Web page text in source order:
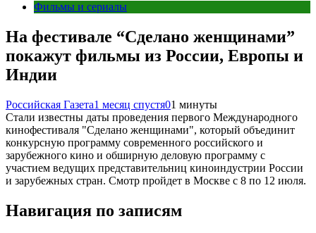
Фильмы и сериалы
На фестивале “Сделано женщинами”
покажут фильмы из России, Европы и
Индии
Российская Газета1 месяц спустя01 минуты
Стали известны даты проведения первого Международного
кинофестиваля "Сделано женщинами", который объединит
конкурсную программу современного российского и
зарубежного кино и обширную деловую программу с
участием ведущих представительниц киноиндустрии России
и зарубежных стран. Смотр пройдет в Москве с 8 по 12 июля.
Навигация по записям